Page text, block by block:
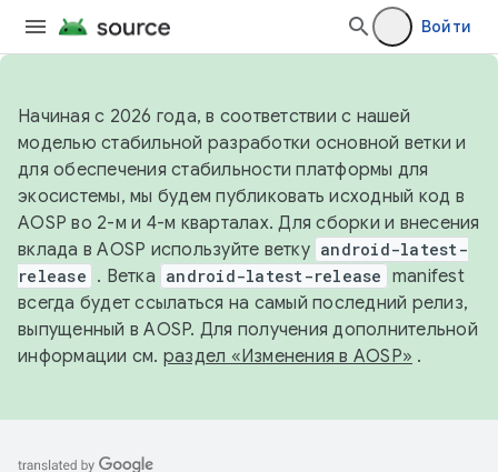
Войти
Начиная с 2026 года, в соответствии с нашей
моделью стабильной разработки основной ветки и
для обеспечения стабильности платформы для
экосистемы, мы будем публиковать исходный код в
AOSP во 2-м и 4-м кварталах. Для сборки и внесения
вклада в AOSP используйте ветку android-latest-
release . Ветка android-latest-release manifest
всегда будет ссылаться на самый последний релиз,
выпущенный в AOSP. Для получения дополнительной
информации см. раздел «Изменения в AOSP» .